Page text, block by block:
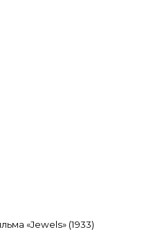
«Jewels» (1933)